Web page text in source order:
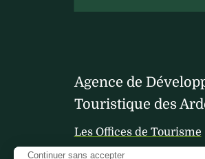
Agence de
Touristique des
Les Offices de Tourisme
Continuer sans accepter